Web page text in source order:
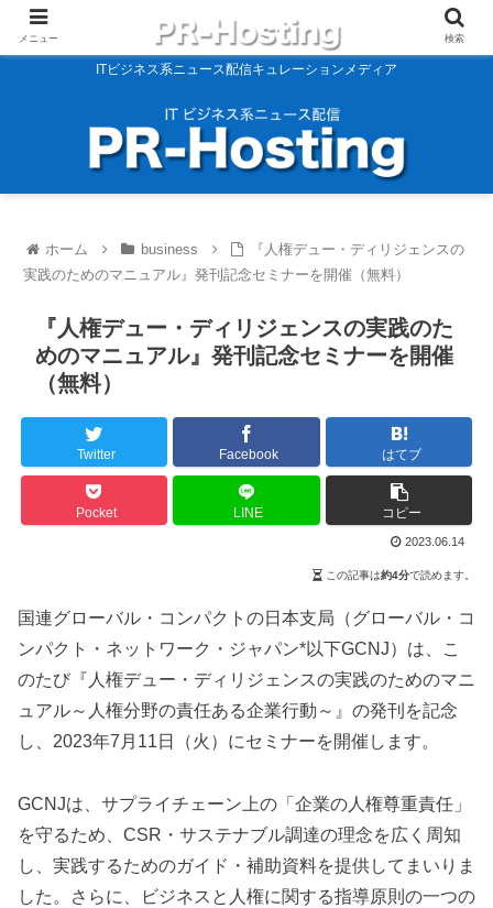
ITビジネス系ニュース配信キュレーションメディア
ホーム business
『人権デュー・ディリジェンスの
実践のためのマニュアル』発刊記念セミナーを開催（無料）
『人権デュー・ディリジェンスの実践のた
めのマニュアル』発刊記念セミナーを開催
（無料）
Twitter Facebook はてブ
Pocket LINE コピー
2023.06.14
この記事は約4分で読めます。
国連グローバル・コンパクトの日本支局（グローバル・コ
ンパクト・ネットワーク・ジャパン*以下GCNJ）は、こ
のたび『人権デュー・ディリジェンスの実践のためのマニ
ュアル～人権分野の責任ある企業行動～』の発刊を記念
し、2023年7月11日（火）にセミナーを開催します。
GCNJは、サプライチェーン上の「企業の人権尊重責任」
を守るため、CSR・サステナブル調達の理念を広く周知
し、実践するためのガイド・補助資料を提供してまいりま
した。さらに、ビジネスと人権に関する指導原則の一つの
メニュー 検索